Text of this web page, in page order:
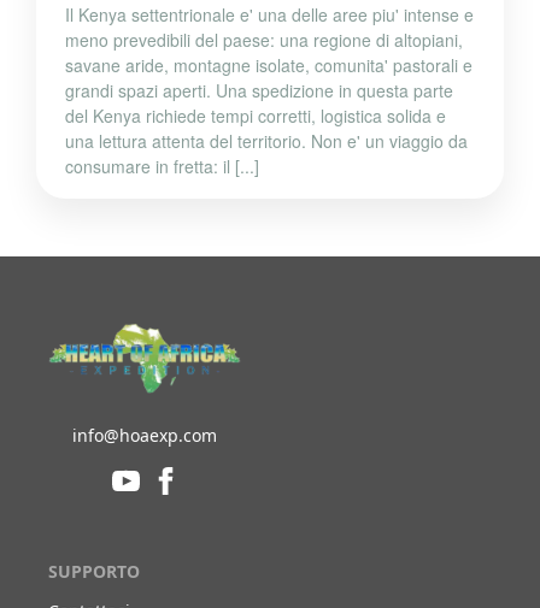
Il Kenya settentrionale e' una delle aree piu' intense e
meno prevedibili del paese: una regione di altopiani,
savane aride, montagne isolate, comunita' pastorali e
grandi spazi aperti. Una spedizione in questa parte
del Kenya richiede tempi corretti, logistica solida e
una lettura attenta del territorio. Non e' un viaggio da
consumare in fretta: il [...]
info@hoaexp.com
SUPPORTO